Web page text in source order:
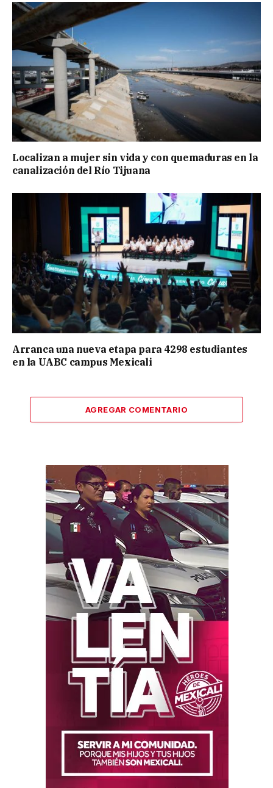
Localizan a mujer sin vida y con quemaduras en la
canalización del Río Tijuana
Arranca una nueva etapa para 4298 estudiantes
en la UABC campus Mexicali
AGREGAR COMENTARIO